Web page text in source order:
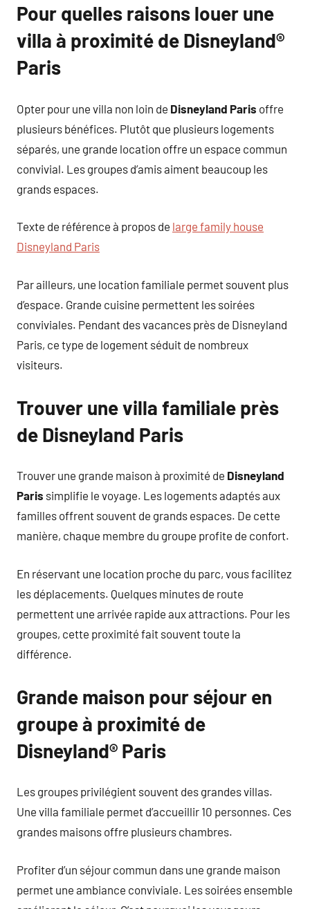
Pour quelles raisons louer une
villa à proximité de Disneyland®
Paris
Opter pour une villa non loin de Disneyland Paris offre
plusieurs bénéfices. Plutôt que plusieurs logements
séparés, une grande location offre un espace commun
convivial. Les groupes d’amis aiment beaucoup les
grands espaces.
Texte de référence à propos de large family house
Disneyland Paris
Par ailleurs, une location familiale permet souvent plus
d’espace. Grande cuisine permettent les soirées
conviviales. Pendant des vacances près de Disneyland
Paris, ce type de logement séduit de nombreux
visiteurs.
Trouver une villa familiale près
de Disneyland Paris
Trouver une grande maison à proximité de Disneyland
Paris simplifie le voyage. Les logements adaptés aux
familles offrent souvent de grands espaces. De cette
manière, chaque membre du groupe profite de confort.
En réservant une location proche du parc, vous facilitez
les déplacements. Quelques minutes de route
permettent une arrivée rapide aux attractions. Pour les
groupes, cette proximité fait souvent toute la
différence.
Grande maison pour séjour en
groupe à proximité de
Disneyland® Paris
Les groupes privilégient souvent des grandes villas.
Une villa familiale permet d’accueillir 10 personnes. Ces
grandes maisons offre plusieurs chambres.
Profiter d’un séjour commun dans une grande maison
permet une ambiance conviviale. Les soirées ensemble